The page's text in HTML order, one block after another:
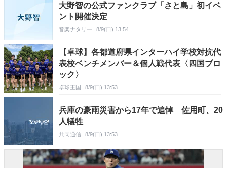
大野智の公式ファンクラブ「さと島」初イベ
ント開催決定
音楽ナタリー 8/9(日) 13:54
【卓球】各都道府県インターハイ学校対抗代
表校ベンチメンバー＆個人戦代表〈四国ブロ
ック〉
卓球王国 8/9(日) 13:53
兵庫の豪雨災害から17年で追悼 佐用町、20
人犠牲
共同通信 8/9(日) 13:53